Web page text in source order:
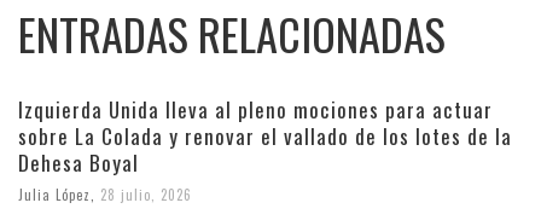
ENTRADAS RELACIONADAS
Izquierda Unida lleva al pleno mociones para actuar
sobre La Colada y renovar el vallado de los lotes de la
Dehesa Boyal
Julia López, 28 julio, 2026